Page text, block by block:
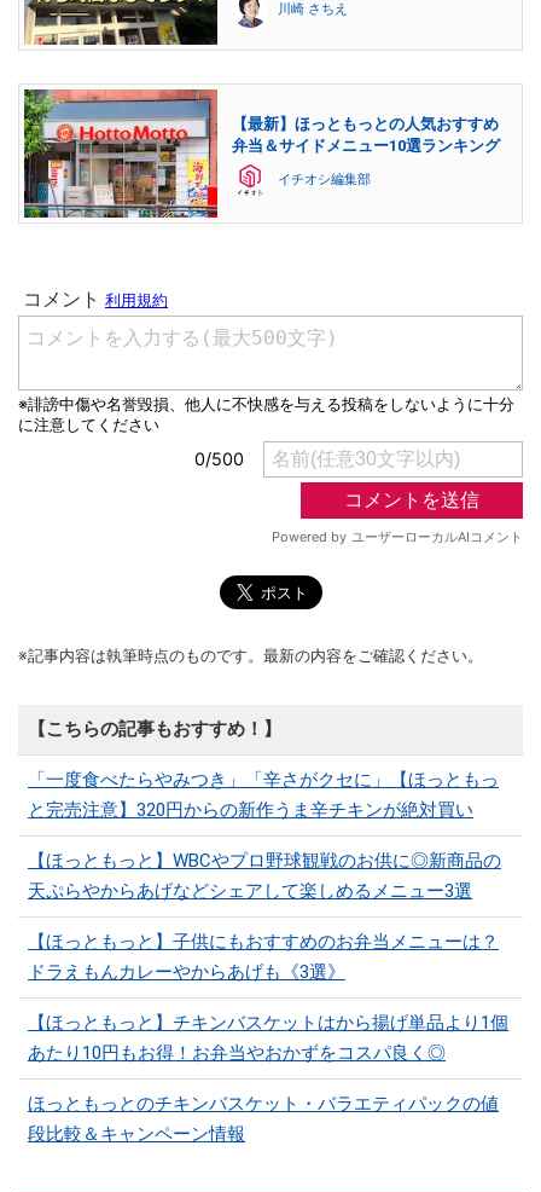
川崎 さちえ
【最新】ほっともっとの人気おすすめ
弁当＆サイドメニュー10選ランキング
イチオシ編集部
※記事内容は執筆時点のものです。最新の内容をご確認ください。
【こちらの記事もおすすめ！】
「一度食べたらやみつき」「辛さがクセに」【ほっともっ
と完売注意】320円からの新作うま辛チキンが絶対買い
【ほっともっと】WBCやプロ野球観戦のお供に◎新商品の
天ぷらやからあげなどシェアして楽しめるメニュー3選
【ほっともっと】子供にもおすすめのお弁当メニューは？
ドラえもんカレーやからあげも《3選》
【ほっともっと】チキンバスケットはから揚げ単品より1個
あたり10円もお得！お弁当やおかずをコスパ良く◎
ほっともっとのチキンバスケット・バラエティパックの値
段比較＆キャンペーン情報